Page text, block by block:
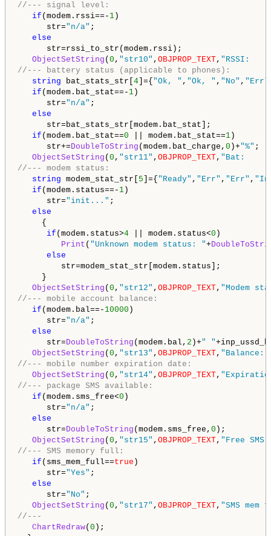
//--- signal level:
if (modem.rssi==- 1 )
str="n/a" ;
else
str=rssi_to_str(modem.rssi);
ObjectSetString ( 0 , "str10" , OBJPROP_TEXT, "RSSI:
//--- battery status (applicable to phones):
string bat_stats_str[ 4 ]={ "Ok, " , "Ok, " , "No" , "Err"
if (modem.bat_stat==- 1 )
str="n/a" ;
else
str=bat_stats_str[modem.bat_stat];
if (modem.bat_stat==0 || modem.bat_stat==1 )
str+=DoubleToString (modem.bat_charge, 0 )+"%" ;
ObjectSetString ( 0 , "str11" , OBJPROP_TEXT, "Bat:
//--- modem status:
string modem_stat_str[ 5 ]={ "Ready" , "Err" , "Err" ,
if (modem.status==- 1 )
str="init..." ;
else
{
if (modem.status>4 || modem.status<0 )
Print ( "Unknown modem status: "+
else
str=modem_stat_str[modem.status];
}
ObjectSetString ( 0 , "str12" , OBJPROP_TEXT, "Modem
//--- mobile account balance:
if (modem.bal==- 10000 )
str="n/a" ;
else
str=DoubleToString (modem.bal, 2 )+" "
ObjectSetString ( 0 , "str13" , OBJPROP_TEXT, "Balance:
//--- mobile number expiration date:
ObjectSetString ( 0 , "str14" , OBJPROP_TEXT,
//--- package SMS available:
if (modem.sms_free<0 )
str="n/a" ;
else
str=DoubleToString (modem.sms_free, 0 );
ObjectSetString ( 0 , "str15" , OBJPROP_TEXT, "Free SMS:
//--- SMS memory full:
if (sms_mem_full==true )
str="Yes" ;
else
str="No" ;
ObjectSetString ( 0 , "str17" , OBJPROP_TEXT, "SMS
//---
ChartRedraw( 0 );